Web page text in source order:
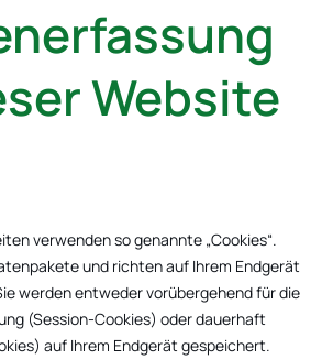
Website
verwenden so genannte „Cookies“.
und richten auf Ihrem Endgerät
werden entweder vorübergehend für die
(Session-Cookies) oder dauerhaft
auf Ihrem Endgerät gespeichert.